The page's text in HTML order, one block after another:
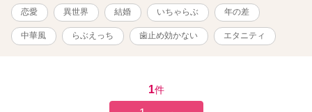
で、こちら単体でもお読みいただけます。 ☆むしろイメージを損な
う可能性がありますので、本編既読の方はご注意ください。 ムーン
ライトノベルズにも掲載中です。
恋愛 異世界 結婚 いちゃらぶ 年の差
中華風 らぶえっち 歯止め効かない エタニティ
1件